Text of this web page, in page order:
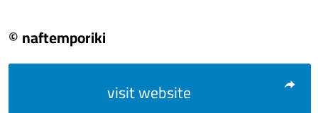
© naftemporiki
visit website